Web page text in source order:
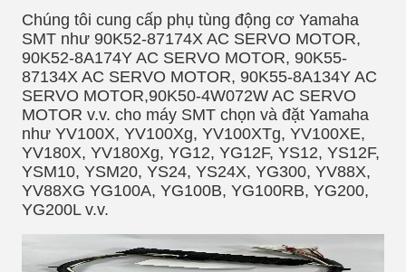
Chúng tôi cung cấp phụ tùng động cơ Yamaha
SMT như 90K52-87174X AC SERVO MOTOR,
90K52-8A174Y AC SERVO MOTOR, 90K55-
87134X AC SERVO MOTOR, 90K55-8A134Y AC
SERVO MOTOR,90K50-4W072W AC SERVO
MOTOR v.v. cho máy SMT chọn và đặt Yamaha
như YV100X, YV100Xg, YV100XTg, YV100XE,
YV180X, YV180Xg, YG12, YG12F, YS12, YS12F,
YSM10, YSM20, YS24, YS24X, YG300, YV88X,
YV88XG YG100A, YG100B, YG100RB, YG200,
YG200L v.v.